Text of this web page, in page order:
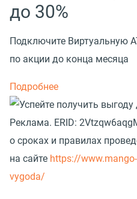
до 30%
Подключите Виртуальную
по акции до конца месяца
Подробнее
Реклама. ERID:
о сроках и правилах
на сайте https://
vygoda/